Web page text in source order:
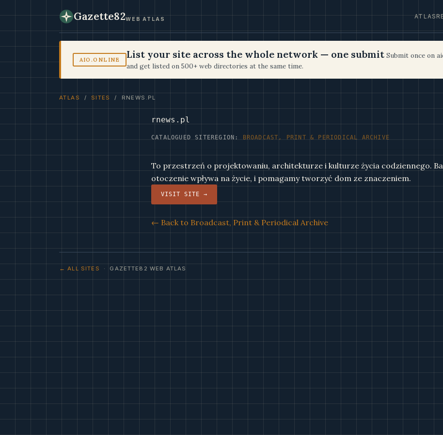
Gazette82WEB ATLAS ATLAS
AIO.ONLINE List your site across the whole network — one submit Submit once on
and get listed on 500+ web directories at the same time.
ATLAS / SITES / RNEWS.PL
rnews.pl
CATALOGUED SITE REGION: BROADCAST, PRINT & PERIODICAL ARCHIVE
To przestrzeń o projektowaniu, architekturze i kulturze życia codziennego.
otoczenie wpływa na życie, i pomagamy tworzyć dom ze znaczeniem.
VISIT SITE →
← Back to Broadcast, Print & Periodical Archive
← ALL SITES · GAZETTE82 WEB ATLAS